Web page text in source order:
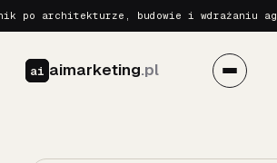
architekturze, budowie i wdrażaniu agentów
ai aimarketing.pl